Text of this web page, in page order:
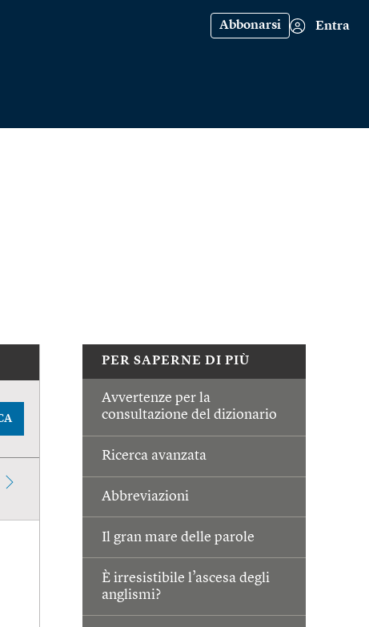
Abbonarsi Entra
PER SAPERNE DI PIÙ
Avvertenze per la
consultazione del dizionario
Ricerca avanzata
Abbreviazioni
Il gran mare delle parole
È irresistibile l’ascesa degli
anglismi?